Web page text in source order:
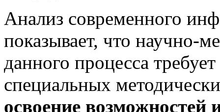
Анализ современного
показывает, что научно-
данного процесса
специальных
освоение возможностей